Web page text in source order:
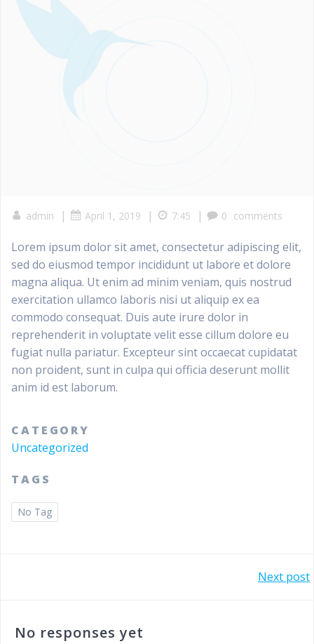
admin | April 1, 2019 | 7:45 | 0 comments
Lorem ipsum dolor sit amet, consectetur adipiscing elit,
sed do eiusmod tempor incididunt ut labore et dolore
magna aliqua. Ut enim ad minim veniam, quis nostrud
exercitation ullamco laboris nisi ut aliquip ex ea
commodo consequat. Duis aute irure dolor in
reprehenderit in voluptate velit esse cillum dolore eu
fugiat nulla pariatur. Excepteur sint occaecat cupidatat
non proident, sunt in culpa qui officia deserunt mollit
anim id est laborum.
CATEGORY
Uncategorized
TAGS
No Tag
Next post
No responses yet